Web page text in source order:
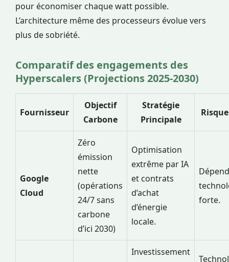
pour économiser chaque watt possible.
L’architecture même des processeurs évolue vers
plus de sobriété.
Comparatif des engagements des
Hyperscalers (Projections 2025-2030)
Fournisseur
Objectif
Carbone
Stratégie
Principale
Google
Cloud
Zéro
émission
nette
(opérations
24/7 sans
carbone
d’ici 2030)
Optimisation
extrême par IA
et contrats
d’achat
d’énergie
locale.
forte.
Investissement